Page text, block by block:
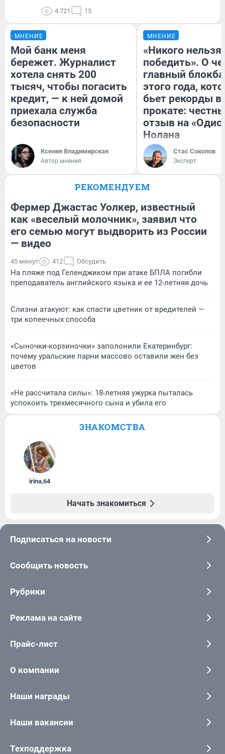
4 721 15
МНЕНИЕ
Мой банк меня
бережет. Журналист
хотела снять 200
тысяч, чтобы погасить
кредит, — к ней домой
приехала служба
безопасности
Ксения Владимирская
Автор мнения
МНЕНИЕ
«Никого нельзя
победить». О
главный
этого года,
бьет рекорды в
прокате:
отзыв на
Нолана
Стас Соколов
Эксперт
РЕКОМЕНДУЕМ
Фермер Джастас Уолкер, известный
как «веселый молочник», заявил что
его семью могут выдворить из России
— видео
45 минут 412 Обсудить
На пляже под Геленджиком при атаке БПЛА погибли
преподаватель английского языка и ее 12-летняя дочь
Слизни атакуют: как спасти цветник от вредителей —
три копеечных способа
«Сыночки-корзиночки» заполонили Екатеринбург:
почему уральские парни массово оставили жен без
цветов
«Не рассчитала силы»: 18-летняя ужурка пыталась
успокоить трехмесячного сына и убила его
ЗНАКОМСТВА
irina,64
Начать знакомиться
Подписаться на новости
Сообщить новость
Рубрики
Реклама на сайте
Прайс-лист
О компании
Наши награды
Наши вакансии
Техподдержка